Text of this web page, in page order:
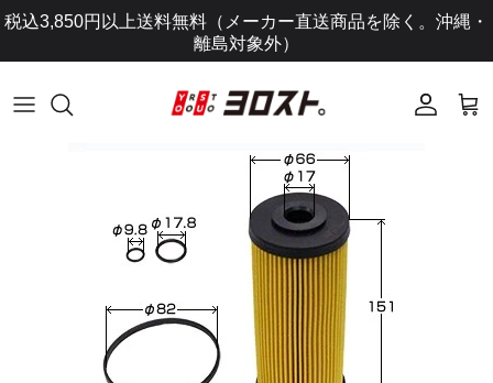
コ
テ
ツ
税込3,850円以上送料無料（メーカー直送商品を除く。沖縄・
離島対象外）